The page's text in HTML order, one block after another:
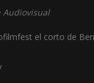
Audiovisual
el corto de